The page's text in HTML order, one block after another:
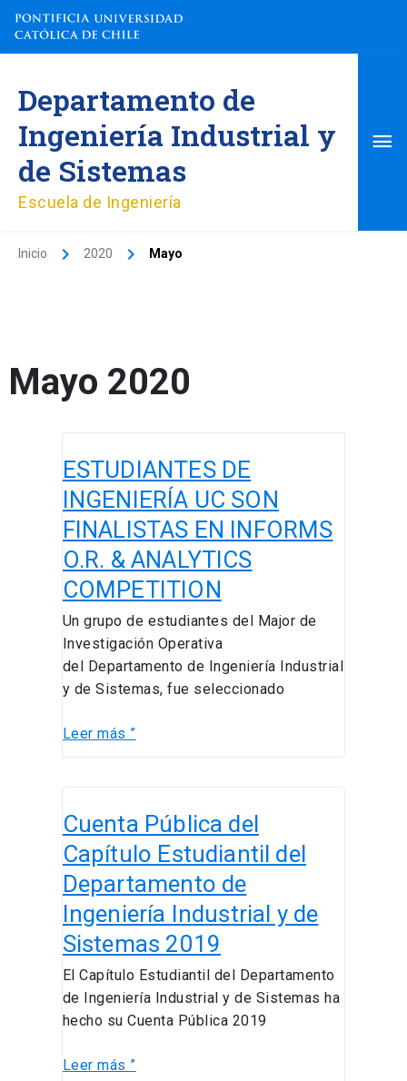
contenido
Departamento de
Ingeniería Industrial y
de Sistemas
Escuela de Ingeniería
Inicio 2020 Mayo
Mayo 2020
ESTUDIANTES DE
INGENIERÍA UC SON
FINALISTAS EN INFORMS
O.R. & ANALYTICS
COMPETITION
Un grupo de estudiantes del Major de
Investigación Operativa
del Departamento de Ingeniería Industrial
y de Sistemas, fue seleccionado
DE
INGENIERÍA
UC
SON
FINALISTAS
EN
INFORMS
O.R.
&
ANALYTICS
COMPETITION
Leer más ”
Cuenta Pública del
Capítulo Estudiantil del
Departamento de
Ingeniería Industrial y de
Sistemas 2019
El Capítulo Estudiantil del Departamento
de Ingeniería Industrial y de Sistemas ha
hecho su Cuenta Pública 2019
Pública
del
Capítulo
Estudiantil
del
Departamento
de
Ingeniería
Industrial
y
Sistemas
Leer más ”